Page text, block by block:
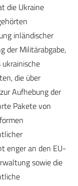
die Ukraine
inländischer
der Militärabgabe,
die über
Aufhebung der
Pakete von
enger an den EU-
sowie die